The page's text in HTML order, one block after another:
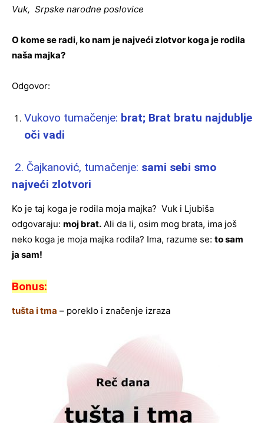
Vuk, Srpske narodne poslovice
O kome se radi, ko nam je najveći zlotvor koga je rodila
naša majka?
Odgovor:
Vukovo tumačenje: brat; Brat bratu najdublje
oči vadi
2. Čajkanović, tumačenje: sami sebi smo
najveći zlotvori
Ko je taj koga je rodila moja majka? Vuk i Ljubiša
odgovaraju: moj brat. Ali da li, osim mog brata, ima još
neko koga je moja majka rodila? Ima, razume se: to sam
ja sam!
Bonus:
tušta i tma – poreklo i značenje izraza